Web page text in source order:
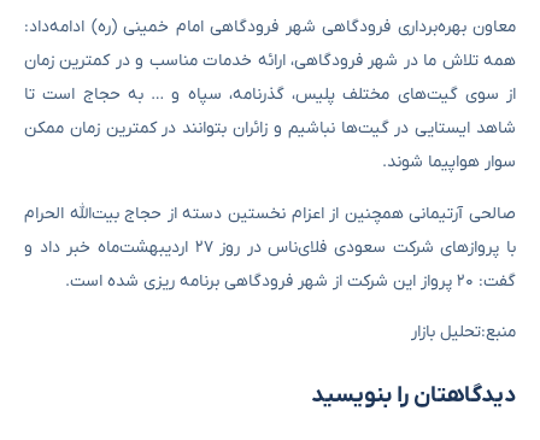
معاون بهره‌برداری فرودگاهی شهر فرودگاهی امام خمینی (ره) ادامه‌داد:
همه تلاش ما در شهر فرودگاهی، ارائه خدمات مناسب و در کمترین زمان
از سوی گیت‌های مختلف پلیس، گذرنامه، سپاه و … به حجاج است تا
شاهد ایستایی در گیت‌ها نباشیم و زائران بتوانند در کمترین زمان ممکن
سوار هواپیما شوند.
صالحی آرتیمانی همچنین از اعزام نخستین دسته از حجاج بیت‌الله الحرام
با پروازهای شرکت سعودی فلای‌ناس در روز ۲۷ اردیبهشت‌ماه خبر داد و
گفت: ۲۰ پرواز این شرکت از شهر فرودگاهی برنامه ریزی شده است.
منبع:تحلیل بازار
دیدگاهتان را بنویسید